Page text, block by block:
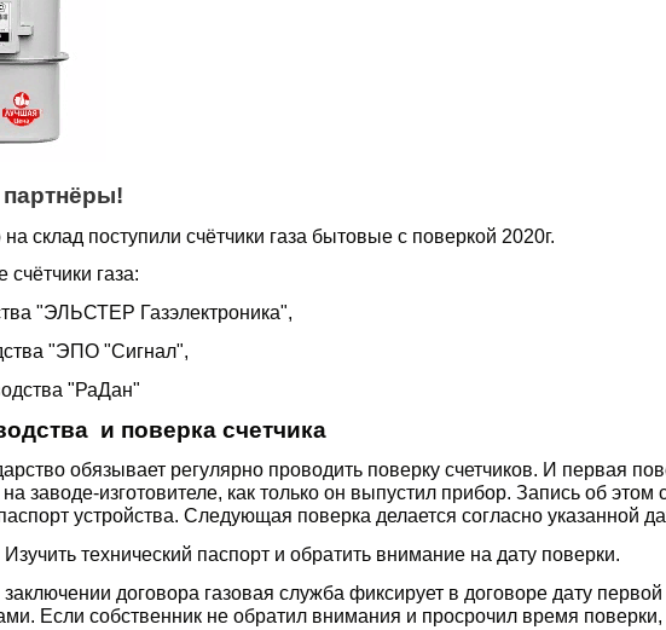
склад поступили счётчики газа бытовые с поверкой 2020г.
счётчики газа:
"ЭЛЬСТЕР Газэлектроника",
"ЭПО "Сигнал",
"РаДан"
и поверка счетчика
обязывает регулярно проводить поверку счетчиков. И первая
заводе-изготовителе, как только он выпустил прибор. Запись об этом
устройства. Следующая поверка делается согласно указанной
Изучить технический паспорт и обратить внимание на дату поверки.
договора газовая служба фиксирует в договоре дату
Если собственник не обратил внимания и просрочил время поверки,